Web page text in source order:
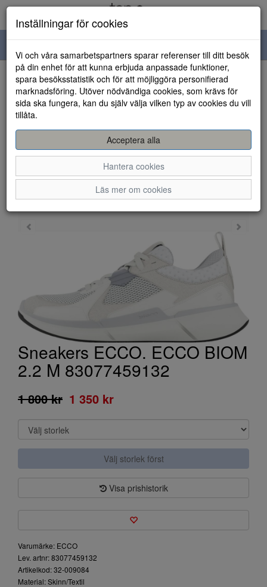
navigation
HEM
Sneakers ECCO. ECCO BIOM
2.2 M 83077459132
1 800 kr 1 350 kr
Välj storlek först
Visa prishistorik
Varumärke: ECCO
Lev. artnr: 83077459132
Artikelkod: 32-009084
Material: Skinn/Textil
Inställningar för cookies
Vi och våra samarbetspartners sparar referenser till ditt besök
på din enhet för att kunna erbjuda anpassade funktioner,
spara besöksstatistik och för att möjliggöra personifierad
marknadsföring. Utöver nödvändiga cookies, som krävs för
sida ska fungera, kan du själv välja vilken typ av cookies du vill
tillåta.
Acceptera alla
Hantera cookies
Läs mer om cookies